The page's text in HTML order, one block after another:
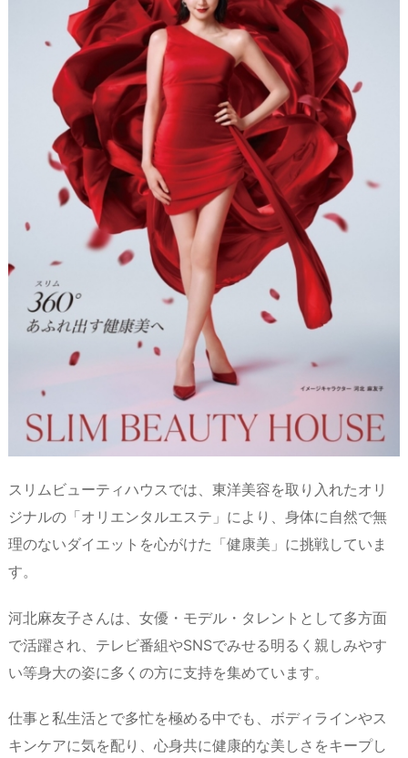
スリムビューティハウスでは、東洋美容を取り入れたオリ
ジナルの「オリエンタルエステ」により、身体に自然で無
理のないダイエットを心がけた「健康美」に挑戦していま
す。
河北麻友子さんは、女優・モデル・タレントとして多方面
で活躍され、テレビ番組やSNSでみせる明るく親しみやす
い等身大の姿に多くの方に支持を集めています。
仕事と私生活とで多忙を極める中でも、ボディラインやス
キンケアに気を配り、心身共に健康的な美しさをキープし